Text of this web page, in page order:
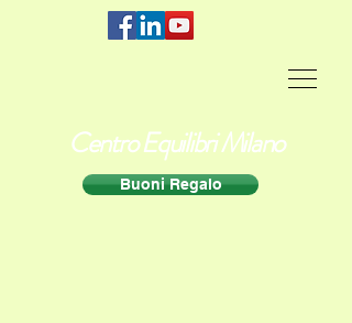
Centro Equilibri Milano
Buoni Regalo